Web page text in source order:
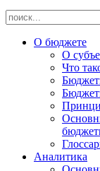
О бюджете
О
Что
Аналитика